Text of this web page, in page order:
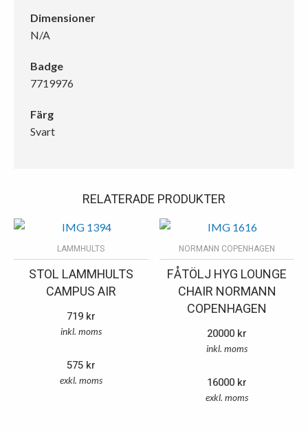
Dimensioner
N/A
Badge
7719976
Färg
Svart
RELATERADE PRODUKTER
LAMMHULTS
STOL LAMMHULTS
CAMPUS AIR
719 kr
inkl. moms
575 kr
exkl. moms
NORMANN COPENHAGEN
FÅTÖLJ HYG LOUNGE
CHAIR NORMANN
COPENHAGEN
20000 kr
inkl. moms
16000 kr
exkl. moms